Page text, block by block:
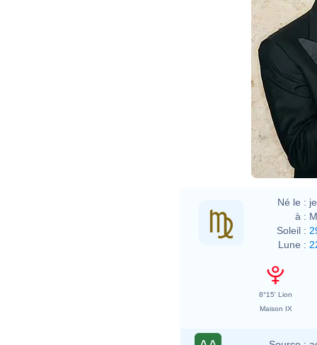
Né le :
à :
Soleil :
Lune :
8°15' Lion
Maison IX